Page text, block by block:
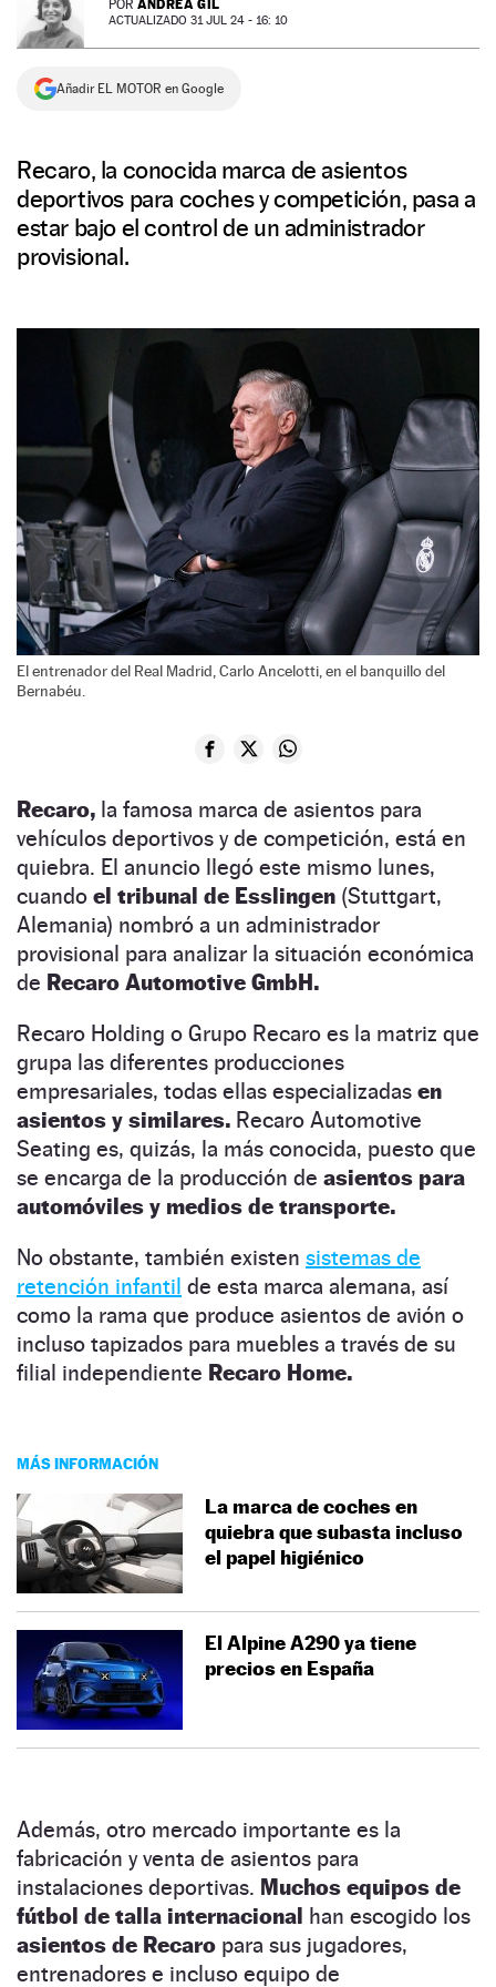
NEWSLETTER
SÍGUENOS
POR ANDREA GIL
ACTUALIZADO 31 JUL 24 - 16: 10
Añadir EL MOTOR en Google
Recaro, la conocida marca de asientos
deportivos para coches y competición, pasa a
estar bajo el control de un administrador
provisional.
El entrenador del Real Madrid, Carlo Ancelotti, en el banquillo del
Bernabéu.
Recaro, la famosa marca de asientos para
vehículos deportivos y de competición, está en
quiebra. El anuncio llegó este mismo lunes,
cuando el tribunal de Esslingen (Stuttgart,
Alemania) nombró a un administrador
provisional para analizar la situación económica
de Recaro Automotive GmbH.
Recaro Holding o Grupo Recaro es la matriz que
grupa las diferentes producciones
empresariales, todas ellas especializadas en
asientos y similares. Recaro Automotive
Seating es, quizás, la más conocida, puesto que
se encarga de la producción de asientos para
automóviles y medios de transporte.
No obstante, también existen sistemas de
retención infantil de esta marca alemana, así
como la rama que produce asientos de avión o
incluso tapizados para muebles a través de su
filial independiente Recaro Home.
MÁS INFORMACIÓN
La marca de coches en
quiebra que subasta incluso
el papel higiénico
El Alpine A290 ya tiene
precios en España
Además, otro mercado importante es la
fabricación y venta de asientos para
instalaciones deportivas. Muchos equipos de
fútbol de talla internacional han escogido los
asientos de Recaro para sus jugadores,
entrenadores e incluso equipo de